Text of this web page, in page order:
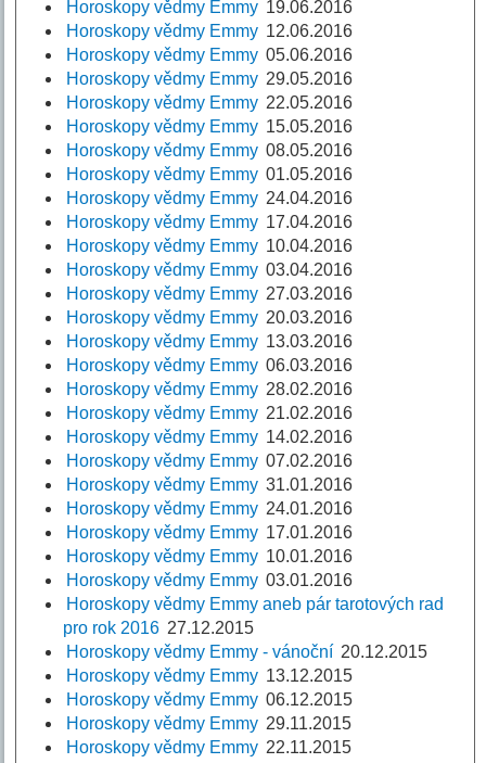
Horoskopy vědmy Emmy 19.06.2016
Horoskopy vědmy Emmy 12.06.2016
Horoskopy vědmy Emmy 05.06.2016
Horoskopy vědmy Emmy 29.05.2016
Horoskopy vědmy Emmy 22.05.2016
Horoskopy vědmy Emmy 15.05.2016
Horoskopy vědmy Emmy 08.05.2016
Horoskopy vědmy Emmy 01.05.2016
Horoskopy vědmy Emmy 24.04.2016
Horoskopy vědmy Emmy 17.04.2016
Horoskopy vědmy Emmy 10.04.2016
Horoskopy vědmy Emmy 03.04.2016
Horoskopy vědmy Emmy 27.03.2016
Horoskopy vědmy Emmy 20.03.2016
Horoskopy vědmy Emmy 13.03.2016
Horoskopy vědmy Emmy 06.03.2016
Horoskopy vědmy Emmy 28.02.2016
Horoskopy vědmy Emmy 21.02.2016
Horoskopy vědmy Emmy 14.02.2016
Horoskopy vědmy Emmy 07.02.2016
Horoskopy vědmy Emmy 31.01.2016
Horoskopy vědmy Emmy 24.01.2016
Horoskopy vědmy Emmy 17.01.2016
Horoskopy vědmy Emmy 10.01.2016
Horoskopy vědmy Emmy 03.01.2016
Horoskopy vědmy Emmy aneb pár tarotových rad
pro rok 2016 27.12.2015
Horoskopy vědmy Emmy - vánoční 20.12.2015
Horoskopy vědmy Emmy 13.12.2015
Horoskopy vědmy Emmy 06.12.2015
Horoskopy vědmy Emmy 29.11.2015
Horoskopy vědmy Emmy 22.11.2015